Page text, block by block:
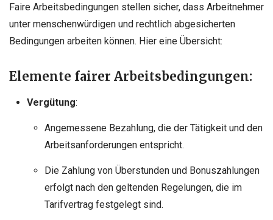
Faire Arbeitsbedingungen stellen sicher, dass Arbeitnehmer
unter menschenwürdigen und rechtlich abgesicherten
Bedingungen arbeiten können. Hier eine Übersicht:
Elemente fairer Arbeitsbedingungen:
Vergütung:
Angemessene Bezahlung, die der Tätigkeit und den
Arbeitsanforderungen entspricht.
Die Zahlung von Überstunden und Bonuszahlungen
erfolgt nach den geltenden Regelungen, die im
Tarifvertrag festgelegt sind.